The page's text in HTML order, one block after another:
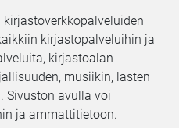
kirjastopalveluihin ja
kirjastoalan
musiikin, lasten
Sivuston avulla voi
ja ammattitietoon.